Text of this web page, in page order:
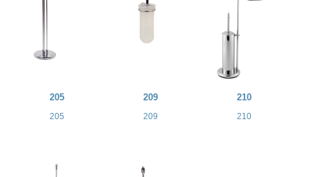
205
205
209
209
210
210